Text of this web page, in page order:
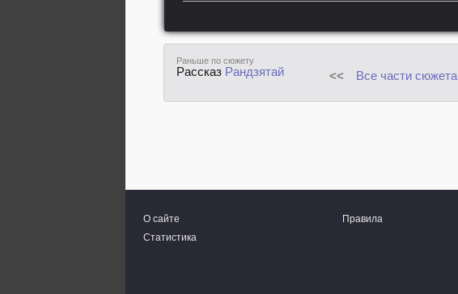
Раньше по сюжету
Рассказ Рандзятай << Все части сюжета
О сайте Правила
Статистика